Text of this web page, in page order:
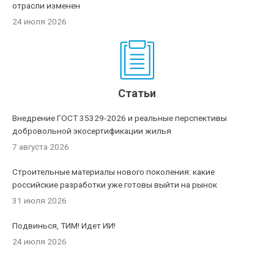
отрасли изменен
24 июля 2026
Статьи
Внедрение ГОСТ 35329-2026 и реальные перспективы
добровольной экосертификации жилья
7 августа 2026
Строительные материалы нового поколения: какие
российские разработки уже готовы выйти на рынок
31 июля 2026
Подвинься, ТИМ! Идет ИИ!
24 июля 2026